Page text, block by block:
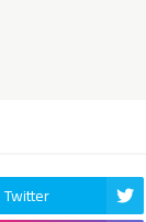
Twitter